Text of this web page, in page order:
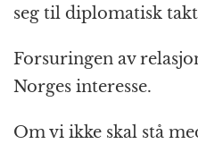
seg til diplomatisk
Forsuringen av
Norges interesse.
Om vi ikke skal stå